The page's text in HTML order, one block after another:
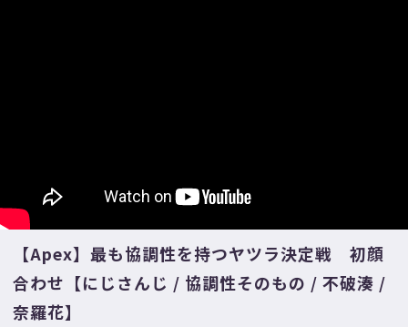
【Apex】最も協調性を持つヤツラ決定戦 初顔
合わせ【にじさんじ / 協調性そのもの / 不破湊 /
奈羅花】